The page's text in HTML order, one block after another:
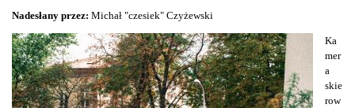
Nadesłany przez: Michał "czesiek" Czyżewski
Ka
mer
a
skie
row